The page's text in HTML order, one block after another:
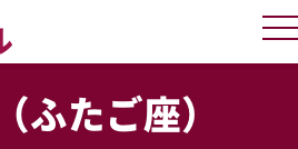
ふたご座）